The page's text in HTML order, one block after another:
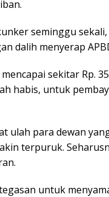
seminggu
dalih menyerap
sekitar Rp.
habis, untuk
ulah para dewan
terpuruk.
untuk